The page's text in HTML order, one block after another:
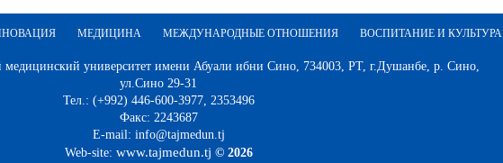
МЕДИЦИНА МЕЖДУНАРОДНЫЕ ОТНОШЕНИЯ ВОСПИТАНИЕ И КУЛЬТУРА
медицинский университет имени Абуали ибни Сино, 734003, РТ, г.Душанбе, р. Сино,
ул.Сино 29-31
Тел.: (+992) 446-600-3977, 2353496
Факс: 2243687
E-mail: info@tajmedun.tj
Web-site: www.tajmedun.tj © 2026